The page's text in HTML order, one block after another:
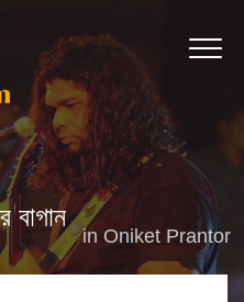
in Oniket Prantor